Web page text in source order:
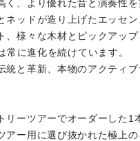
く、より優れた音と演奏性
ネッドが造り上げたエッセ
、様々な木材とピックアッ
常に進化を続けています。
統と革新、本物のアクティ
リーツアーでオーダーした1
アー用に選び抜かれた極上